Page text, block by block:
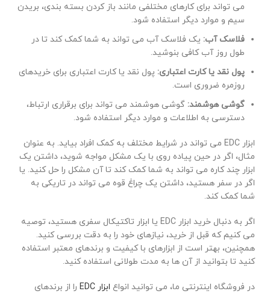
می تواند برای کارهای مختلفی مانند باز کردن بسته بندی، بریدن
سیم و موارد دیگر استفاده شود.
فلاسک آب: یک فلاسک آب می تواند به شما کمک کند تا در
طول روز آب کافی بنوشید.
پول نقد یا کارت اعتباری: پول نقد یا کارت اعتباری برای خریدهای
روزمره ضروری است.
گوشی هوشمند: گوشی هوشمند می تواند برای برقراری ارتباط،
دسترسی به اطلاعات و موارد دیگر استفاده شود.
ابزار EDC می تواند در شرایط مختلف به کمک افراد بیاید. به عنوان
مثال، اگر در حین پیاده روی با یک مشکل مواجه شوید، داشتن یک
ابزار چند کاره می تواند به شما کمک کند تا آن مشکل را حل کنید. یا
اگر در سفر هستید، داشتن یک چراغ قوه می تواند در تاریکی به
شما کمک کند.
اگر به دنبال خرید ابزار EDC یا ابزار تاکتیکال سفری هستید، توصیه
می کنیم که قبل از خرید، نیازهای خود را به دقت بررسی کنید.
همچنین، بهتر است از ابزارهای با کیفیت و برندهای معتبر استفاده
کنید تا بتوانید از آن ها به مدت طولانی استفاده کنید.
در فروشگاه اینترنتی ما، می توانید انواع ابزار EDC
را از برندهای